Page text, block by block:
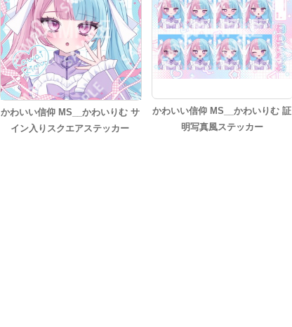
かわいい信仰 MS__かわいりむ サ
イン入りスクエアステッカー
かわいい信仰 MS__かわいりむ 証
明写真風ステッカー